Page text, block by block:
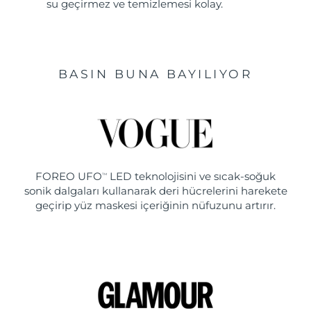
su geçirmez ve temizlemesi kolay.
BASIN BUNA BAYILIYOR
FOREO UFO TM
LED teknolojisini ve sıcak-soğuk
sonik dalgaları kullanarak deri hücrelerini harekete
geçirip yüz maskesi içeriğinin nüfuzunu artırır.